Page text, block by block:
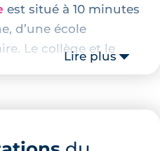
est situé à 10 minutes
d’une école
Le collège et le
en 12 minutes de
supermarché sont
Lire plus